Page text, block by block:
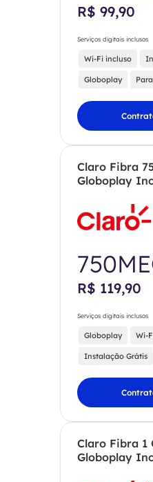
R$ 99,90
Serviços digitais inclusos
Wi-Fi incluso
Globoplay
Claro Fibra
Globoplay
R$ 119,90
Serviços digitais inclusos
Globoplay Wi-
Instalação Grátis
Claro Fibra 1
Globoplay